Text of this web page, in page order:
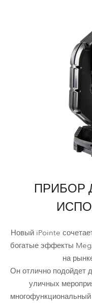
ПРИБОР
Новый iPointe
богатые эффекты
на
Он отлично подойдет
уличных